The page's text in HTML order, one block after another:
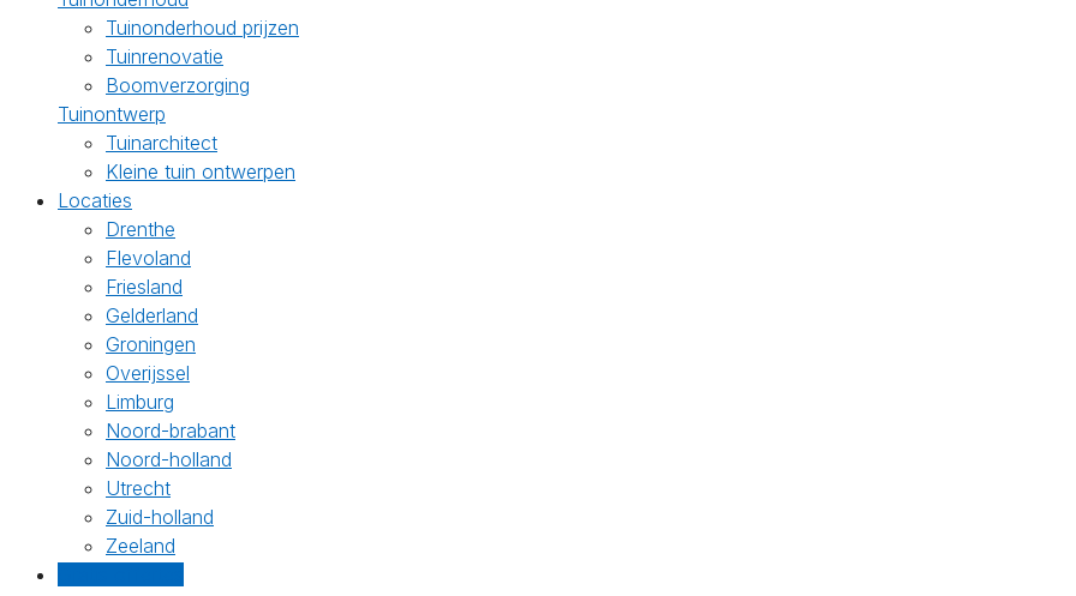
Tuinonderhoud prijzen
Tuinrenovatie
Boomverzorging
Tuinontwerp
Tuinarchitect
Kleine tuin ontwerpen
Locaties
Drenthe
Flevoland
Friesland
Gelderland
Groningen
Overijssel
Limburg
Noord-brabant
Noord-holland
Utrecht
Zuid-holland
Zeeland